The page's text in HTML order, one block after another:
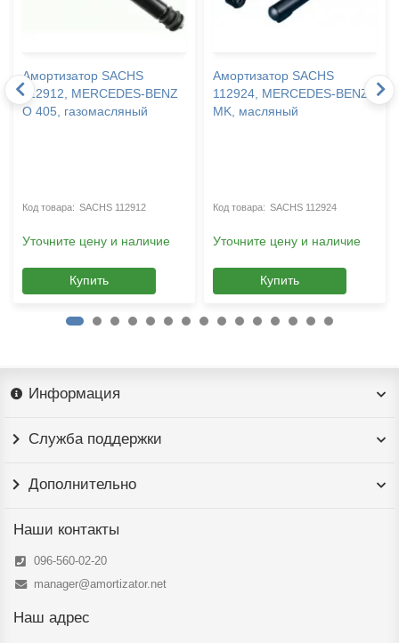
Амортизатор SACHS
112912, MERCEDES-BENZ
O 405, газомасляный
SACHS 112912
Уточните цену и наличие
Купить
Амортизатор SACHS
112924, MERCEDES-BENZ
MK, масляный
SACHS 112924
Уточните цену и наличие
Купить
Информация
Служба поддержки
Дополнительно
Наши контакты
096-560-02-20
manager@amortizator.net
Наш адрес